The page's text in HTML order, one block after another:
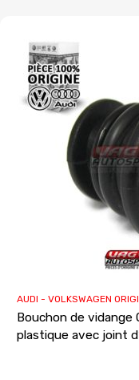
AUDI - VOLKSWAGEN
Bouchon de vidange
plastique avec joint